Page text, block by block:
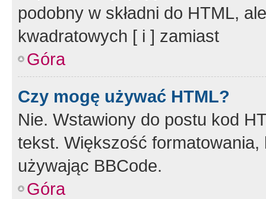
podobny w składni do HTML,
kwadratowych [ i ] zamiast
Góra
Czy mogę używać HTML?
Nie. Wstawiony do postu kod
tekst. Większość
używając BBCode.
Góra